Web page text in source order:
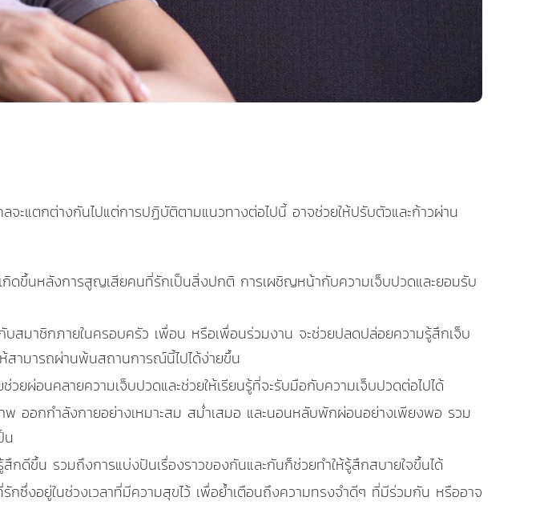
ะแตกต่างกันไปแต่การปฏิบัติตามแนวทางต่อไปนี้ อาจช่วยให้ปรับตัวและก้าวผ่าน
กิดขึ้นหลังการสูญเสียคนที่รักเป็นสิ่งปกติ การเผชิญหน้ากับความเจ็บปวดและยอมรับ
สมาชิกภายในครอบครัว เพื่อน หรือเพื่อนร่วมงาน จะช่วยปลดปล่อยความรู้สึกเจ็บ
สามารถผ่านพ้นสถานการณ์นี้ไปได้ง่ายขึ้น
ยผ่อนคลายความเจ็บปวดและช่วยให้เรียนรู้ที่จะรับมือกับความเจ็บปวดต่อไปได้
พ ออกกำลังกายอย่างเหมาะสม สม่ำเสมอ และนอนหลับพักผ่อนอย่างเพียงพอ รวม
น
ดีขึ้น รวมถึงการแบ่งปันเรื่องราวของกันและกันก็ช่วยทำให้รู้สึกสบายใจขึ้นได้
ซึ่งอยู่ในช่วงเวลาที่มีความสุขไว้ เพื่อย้ำเตือนถึงความทรงจำดีๆ ที่มีร่วมกัน หรืออาจ